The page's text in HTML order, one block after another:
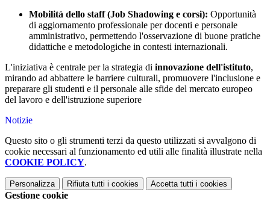
Mobilità dello staff (Job Shadowing e corsi): Opportunità
di aggiornamento professionale per docenti e personale
amministrativo, permettendo l'osservazione di buone pratiche
didattiche e metodologiche in contesti internazionali.
L'iniziativa è centrale per la strategia di innovazione dell'istituto,
mirando ad abbattere le barriere culturali, promuovere l'inclusione e
preparare gli studenti e il personale alle sfide del mercato europeo
del lavoro e dell'istruzione superiore
Notizie
Questo sito o gli strumenti terzi da questo utilizzati si avvalgono di
cookie necessari al funzionamento ed utili alle finalità illustrate nella
COOKIE POLICY.
Personalizza Rifiuta tutti i cookies Accetta tutti i cookies
Gestione cookie